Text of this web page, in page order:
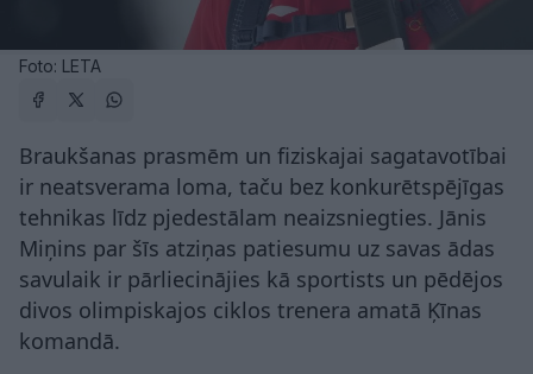
Foto: LETA
Braukšanas prasmēm un fiziskajai sagatavotībai
ir neatsverama loma, taču bez konkurētspējīgas
tehnikas līdz pjedestālam neaizsniegties. Jānis
Miņins par šīs atziņas patiesumu uz savas ādas
savulaik ir pārliecinājies kā sportists un pēdējos
divos olimpiskajos ciklos trenera amatā Ķīnas
komandā.